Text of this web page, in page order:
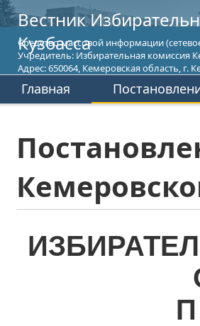
Вестник
Кузбасса
Средство массовой информации
Учредитель: Избирательная комиссия
Адрес: 650064, Кемеровская область, г.
Главная